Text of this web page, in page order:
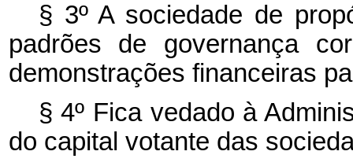
§ 3º A sociedade de
padrões de governança
demonstrações financeiras
§ 4º Fica vedado à
do capital votante das